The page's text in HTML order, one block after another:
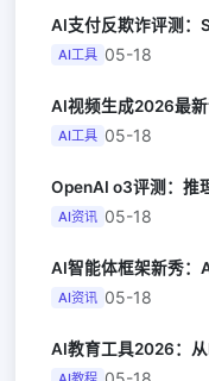
AI支付反欺诈评测
AI工具 05-18
AI工具 05-18
AI资讯 05-18
AI资讯 05-18